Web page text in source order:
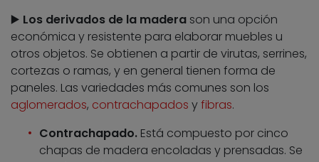
▶️ Los derivados de la madera son una opción
económica y resistente para elaborar muebles u
otros objetos. Se obtienen a partir de virutas, serrines,
cortezas o ramas, y en general tienen forma de
paneles. Las variedades más comunes son los
aglomerados, contrachapados yfibras.
Contrachapado. Está compuesto por cinco
chapas de madera encoladas y prensadas. Se